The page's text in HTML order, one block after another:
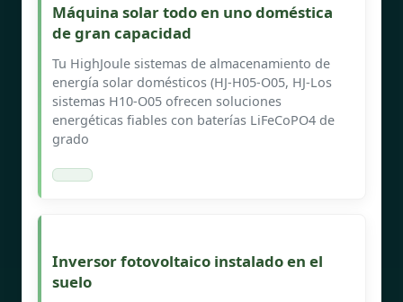
Máquina solar todo en uno doméstica
de gran capacidad
Tu HighJoule sistemas de almacenamiento de
energía solar domésticos (HJ-H05-O05, HJ-Los
sistemas H10-O05 ofrecen soluciones
energéticas fiables con baterías LiFeCoPO4 de
grado
Inversor fotovoltaico instalado en el
suelo